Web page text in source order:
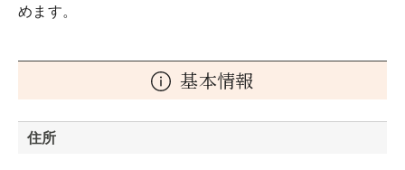
めます。
基本情報
住所